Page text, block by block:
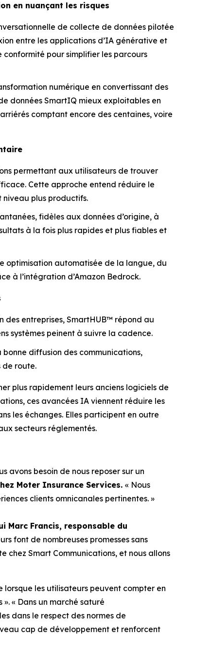
en nuançant les risques
de collecte de données pilotée
entre les applications d’IA générative et
pour simplifier les parcours
numérique en convertissant des
données SmartIQ mieux exploitables en
comptant encore des centaines, voire
permettant aux utilisateurs de trouver
Cette approche entend réduire le
niveau plus productifs.
fidèles aux données d’origine, à
à la fois plus rapides et plus fiables et
optimisation automatisée de la langue, du
à l’intégration d’Amazon Bedrock.
des entreprises, SmartHUB™ répond au
systèmes peinent à suivre la cadence.
diffusion des communications,
de route.
plus rapidement leurs anciens logiciels de
ces avancées IA viennent réduire les
les échanges. Elles participent en outre
secteurs réglementés.
avons besoin de nous reposer sur un
Moter Insurance Services. « Nous
clients omnicanales pertinentes. »
Marc Francis, responsable du
font de nombreuses promesses sans
chez Smart Communications, et nous allons
lorsque les utilisateurs peuvent compter en
« Dans un marché saturé
dans le respect des normes de
cap de développement et renforcent